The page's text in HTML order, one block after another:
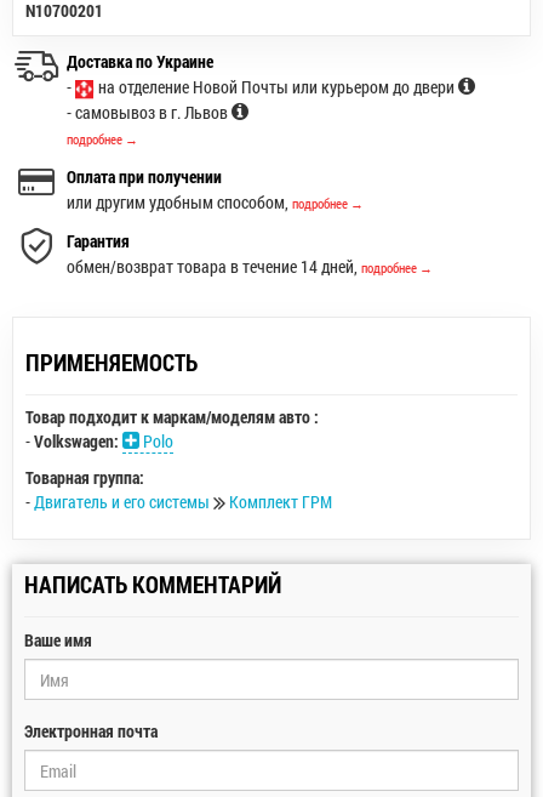
N10700201
Доставка по Украине
-
на отделение Новой Почты или курьером до двери
- самовывоз в г. Львов
подробнее →
Оплата при получении
или другим удобным способом, подробнее →
Гарантия
обмен/возврат товара в течение 14 дней, подробнее →
ПРИМЕНЯЕМОСТЬ
Товар подходит к маркам/моделям авто :
-Volkswagen:
Polo
Товарная группа:
-Двигатель и его системы Комплект ГРМ
НАПИСАТЬ КОММЕНТАРИЙ
Ваше имя
Электронная почта